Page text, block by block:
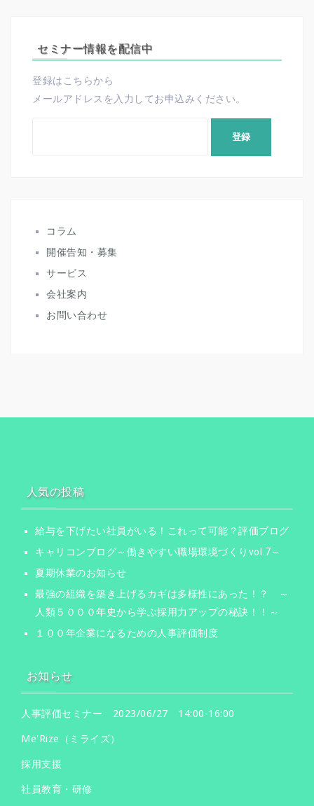
セミナー情報を配信中
登録はこちらから
メールアドレスを入力してお申込みください。
コラム
開催告知・募集
サービス
会社案内
お問い合わせ
人気の投稿
給与を下げたい社員がいる！これって可能？評価ブログ
キャリコンブログ～働きやすい職場環境づくりvol.7～
夏期休業のお知らせ
最強の組織を築き上げるカギは多様性にあった！？ ～
人類５０００年史から学ぶ採用力アップの秘訣！！～
１００年企業になるための人事評価制度
お知らせ
人事評価セミナー 2023/06/27 14:00-16:00
Me'Rize（ミライズ）
採用支援
社員教育・研修